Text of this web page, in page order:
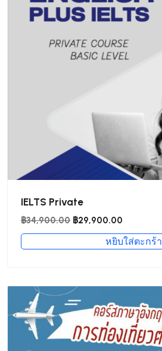
IELTS Private
฿34,900.00 Original
price
was:
฿29,900.00
price
is:
หยิบใส่ตะกร้า